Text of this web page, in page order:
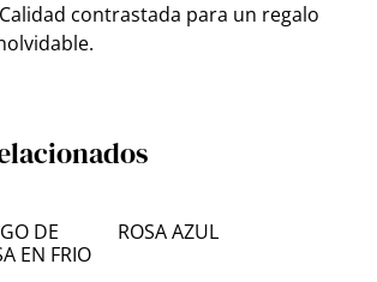
contrastada para un regalo
DE
EN FRIO
ROSA AZUL